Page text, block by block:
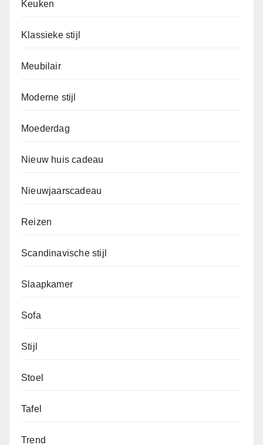
Keuken
Klassieke stijl
Meubilair
Moderne stijl
Moederdag
Nieuw huis cadeau
Nieuwjaarscadeau
Reizen
Scandinavische stijl
Slaapkamer
Sofa
Stijl
Stoel
Tafel
Trend